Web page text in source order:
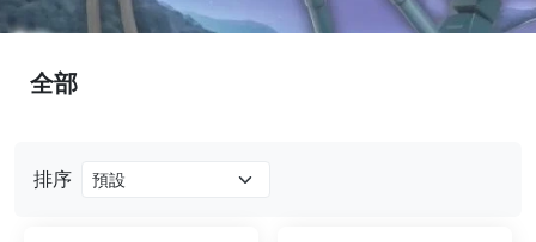
排序
全部